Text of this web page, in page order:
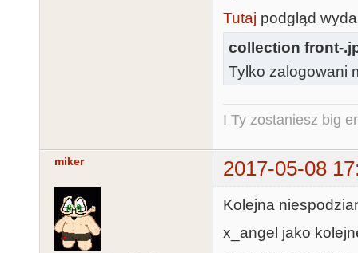
Tutaj podgląd
collection front-
Tylko zalogowani
I Ty zostaniesz big
miker 2017-05-08
Kolejna
x_angel jako